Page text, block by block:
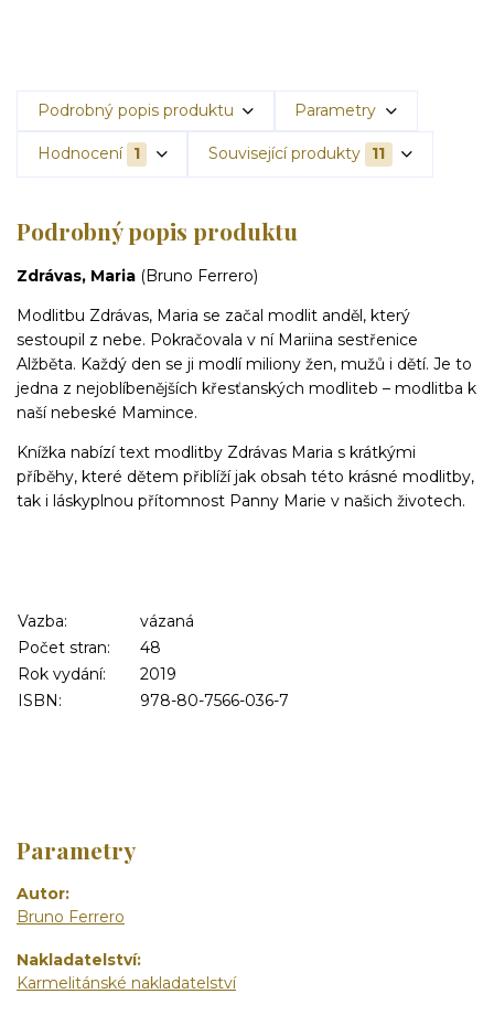
Podrobný popis produktu Parametry
Hodnocení 1 Související produkty 11
Podrobný popis produktu
Zdrávas, Maria (Bruno Ferrero)
Modlitbu Zdrávas, Maria se začal modlit anděl, který
sestoupil z nebe. Pokračovala v ní Mariina sestřenice
Alžběta. Každý den se ji modlí miliony žen, mužů i dětí. Je to
jedna z nejoblíbenějších křesťanských modliteb – modlitba k
naší nebeské Mamince.
Knížka nabízí text modlitby Zdrávas Maria s krátkými
příběhy, které dětem přiblíží jak obsah této krásné modlitby,
tak i láskyplnou přítomnost Panny Marie v našich životech.
Vazba:
vázaná
Počet stran:
48
Rok vydání:
2019
ISBN:
978-80-7566-036-7
Parametry
Autor
Bruno Ferrero
Nakladatelství
Karmelitánské nakladatelství